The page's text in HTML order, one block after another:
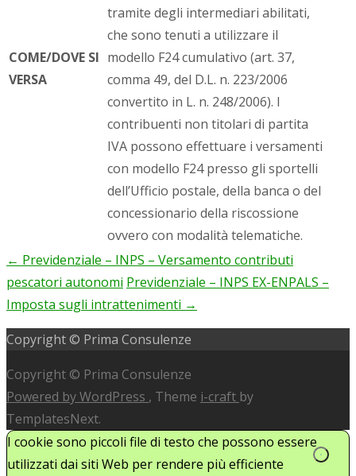
COME/DOVE SI
VERSA
tramite degli intermediari abilitati,
che sono tenuti a utilizzare il
modello F24 cumulativo (art. 37,
comma 49, del D.L. n. 223/2006
convertito in L. n. 248/2006). I
contribuenti non titolari di partita
IVA possono effettuare i versamenti
con modello F24 presso gli sportelli
dell’Ufficio postale, della banca o del
concessionario della riscossione
ovvero con modalità telematiche.
Post
navigation
← Previdenziale – INPS – Versamento contributi
pescatori autonomi Previdenziale – INPS EX-ENPALS –
Imposta sugli intrattenimenti →
Copyright © Prima Consulenze
Copyright © Prima Consulenze
Powered by WordPress , Theme i-craft by
TemplatesNext.
I cookie sono piccoli file di testo che possono essere
utilizzati dai siti Web per rendere più efficiente